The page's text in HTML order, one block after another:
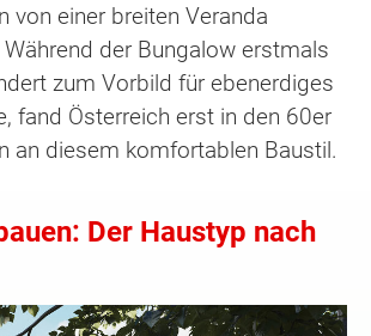
von einer breiten Veranda
der Bungalow erstmals
zum Vorbild für ebenerdiges
fand Österreich erst in den 60er
an diesem komfortablen Baustil.
Der Haustyp nach